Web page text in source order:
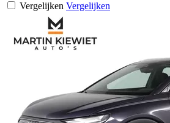
Vergelijken Vergelijken